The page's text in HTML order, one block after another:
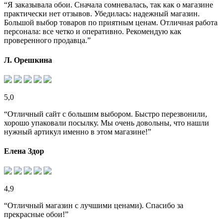
“Я заказывала обои. Сначала сомневалась, так как о магазине
практически нет отзывов. Убедилась: надежный магазин.
Большой выбор товаров по приятным ценам. Отличная работа
персонала: все четко и оперативно. Рекомендую как
проверенного продавца.”
Л. Орешкина
5,0
“Отличный сайт с большим выбором. Быстро перезвонили,
хорошо упаковали посылку. Мы очень довольны, что нашли
нужный артикул именно в этом магазине!”
Елена Здор
4,9
“Отличный магазин с лучшими ценами). Спасибо за
прекрасные обои!”